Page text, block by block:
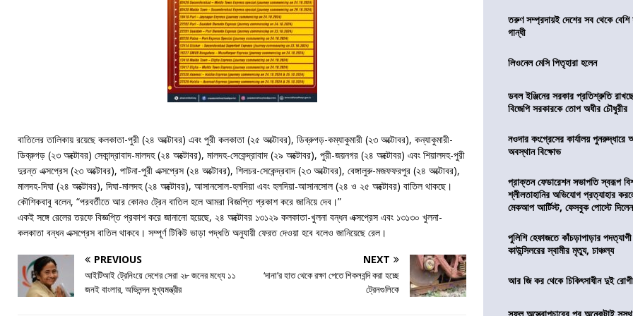
বাতিলের তালিকায় রয়েছে কলকাতা-পুরী (২৪ অক্টোবর) এবং পুরী কলকাতা (২৫ অক্টোবর), ডিব্রুগড়-কম্যাকুমারী (২৩ অক্টোবর), কন্যাকুমারী-
ডিব্রুগড় (২৩ অক্টোবর) সেকান্দ্রাবাদ-মালদহ (২৪ অক্টোবর), মালদহ-সেকেন্দ্রাবাদ (২৯ অক্টোবর), পুরী-জয়নগর (২৪ অক্টোবর) এবং শিয়ালদহ-পুরী
দুরন্ত এক্সপ্রেস (২৩ অক্টোবর), পাটনা-পুরী এক্সপ্রেস (২৪ অক্টোবর), শিলচর-সেকেন্দ্রবাদ (২৩ অক্টোবর), বেঙ্গালুরু-মজফফরপুর (২৪ অক্টোবর),
মালদহ-দিঘা (২৪ অক্টোবর), দিঘা-মালদহ (২৪ অক্টোবর), আসানসোল-হলদিয়া এবং হলদিয়া-আসানসোল (২৪ ও ২৫ অক্টোবর) বাতিল থাকছে।
কৌশিকবাবু বলেন, “পরবর্তীতে আর কোনও ট্রেন বাতিল হলে আমরা বিজ্ঞপ্তি প্রকাশ করে জানিয়ে দেব।”
একই সঙ্গে রেলের তরফে বিজ্ঞপ্তি প্রকাশ করে জানানো হয়েছে, ২৪ অক্টোবর ১৩১২৯ ​​কলকাতা-খুলনা বন্ধন এক্সপ্রেস এবং ১৩১৩০ খুলনা-
কলকাতা বন্ধন এক্সপ্রেস বাতিল থাকবে। সম্পূর্ণ টিকিট ভাড়া পদ্ধতি অনুযায়ী ফেরত দেওয়া হবে বলেও জানিয়েছে রেল।
PREVIOUS
আইটিআই ট্রেনিংয়ে দেশের সেরা ২৮ জনের মধ্যে ১১
জনই বাংলার, অভিনন্দন মুখ্যমন্ত্রীর
NEXT
‘দানা’র হাত থেকে রক্ষা পেতে শিকলবন্দি করা হচ্ছে
ট্রেনগুলিকে
তরুণ সম্প্রদায়ই দেশের সব থেকে
গান্ধী
লিওনেল মেসি পিতৃহারা হলেন
ডবল ইঞ্জিনের সরকার প্রতিশ্রুতি
বিজেপি সরকারকে তোপ অধীর চৌধুরীর
নওদার কংগ্রেসের কার্যালয় পুনরুদ্ধারে
অবস্থান বিক্ষোভ
প্রাক্তন ফেডারেশন সভাপতি স্বরূপ
শ্লীলতাহানির অভিযোগ প্রত্যাহার
মেকআপ আর্টিস্ট, ফেসবুক পোস্টে
পুলিশি হেফাজতে কাঁচড়াপাড়ার
কাউন্সিলরের স্বামীর মৃত্যু, চাঞ্চল্য
আর জি কর থেকে চিকিৎসাধীন দুই